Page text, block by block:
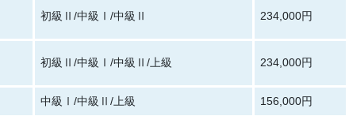
初級Ⅱ/中級Ⅰ/中級Ⅱ 234,000円
初級Ⅱ/中級Ⅰ/中級Ⅱ/上級 234,000円
中級Ⅰ/中級Ⅱ/上級 156,000円